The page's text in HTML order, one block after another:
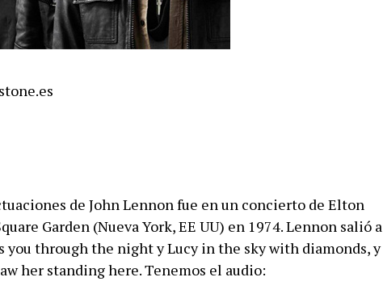
de John Lennon fue en un concierto de Elton
Garden (Nueva York, EE UU) en 1974. Lennon salió a
you through the night y Lucy in the sky with diamonds, y
her standing here. Tenemos el audio: